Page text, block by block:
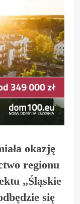
okazję
regionu
„Śląskie
się